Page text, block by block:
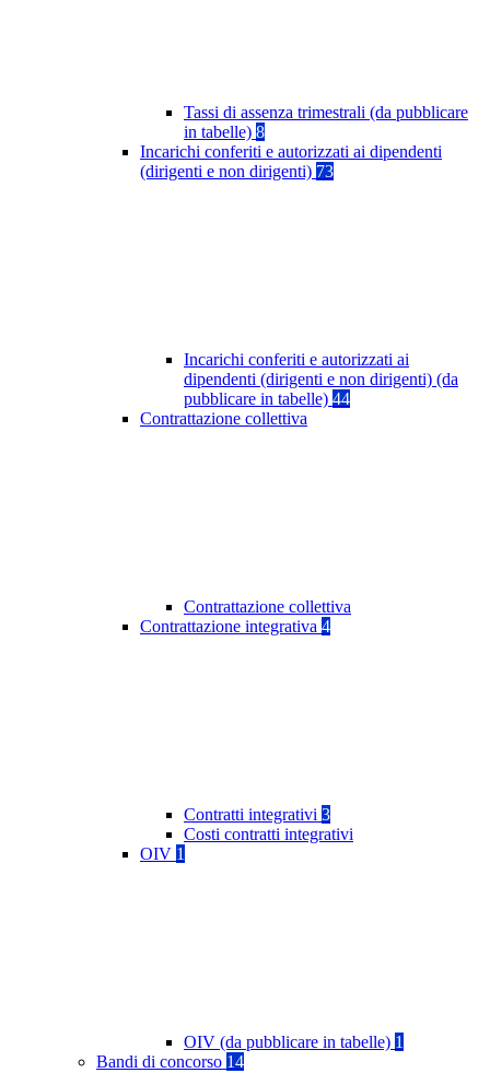
Tassi di assenza trimestrali (da pubblicare
in tabelle) 8
Incarichi conferiti e autorizzati ai dipendenti
(dirigenti e non dirigenti) 73
Incarichi conferiti e autorizzati ai
dipendenti (dirigenti e non dirigenti) (da
pubblicare in tabelle) 44
Contrattazione collettiva
Contrattazione collettiva
Contrattazione integrativa 4
Contratti integrativi 3
Costi contratti integrativi
OIV 1
OIV (da pubblicare in tabelle) 1
Bandi di concorso 14